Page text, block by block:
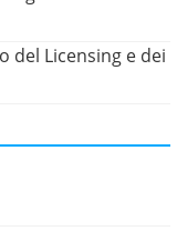
del Licensing e dei